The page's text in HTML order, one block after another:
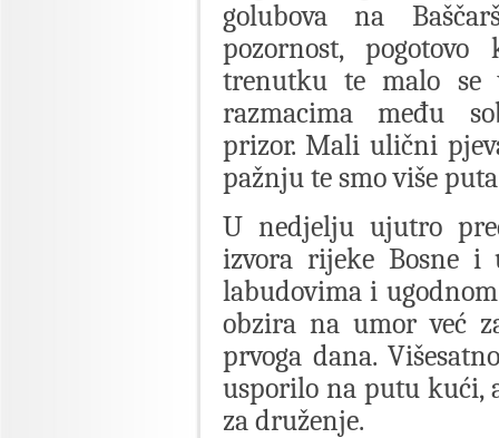
golubova na
pozornost,
trenutku te malo se
razmacima među
prizor. Mali ulični
pažnju te smo više
U nedjelju ujutro
izvora rijeke Bosne
labudovima i
obzira na umor već
prvoga dana.
usporilo na putu kući,
za druženje.